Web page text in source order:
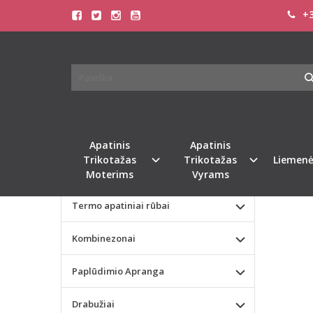
Apatinis
Trikotažas
Moterims
Apatinis
Trikotažas
Vyrams
LEG
Valentino dienos dovana
Liemenėlės
Termo apatiniai rūbai
Kombinezonai
Paplūdimio Apranga
Drabužiai